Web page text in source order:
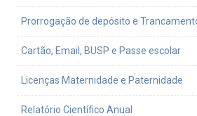
Prorrogação de depósito e
Cartão, Email, BUSP e Passe escolar
Licenças Maternidade e Paternidade
Relatório Científico Anual